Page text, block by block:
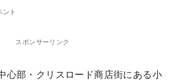
ント
スポンサーリンク
心部・クリスロード商店街にある小